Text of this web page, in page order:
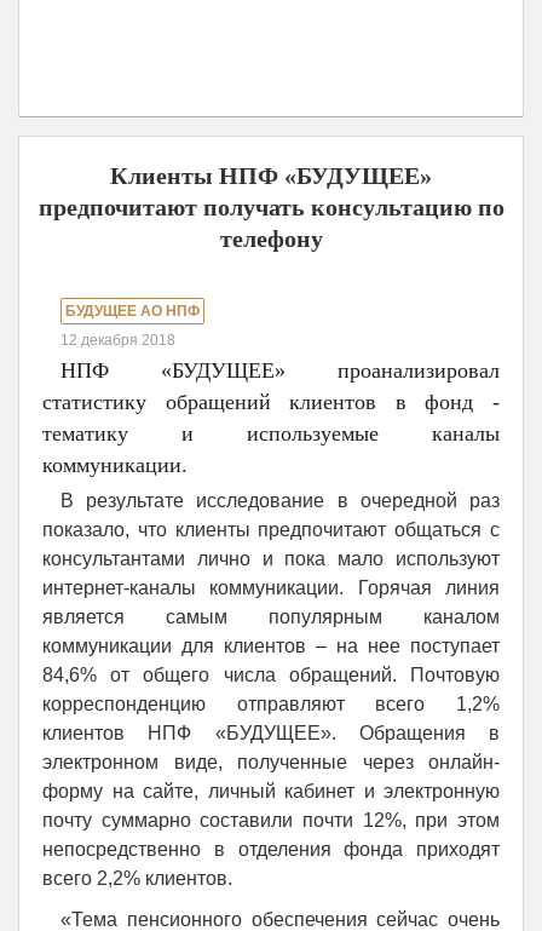
Клиенты НПФ «БУДУЩЕЕ»
предпочитают получать консультацию по
телефону
БУДУЩЕЕ АО НПФ
12 декабря 2018
НПФ «БУДУЩЕЕ» проанализировал
статистику обращений клиентов в фонд -
тематику и используемые каналы
коммуникации.
В результате исследование в очередной раз
показало, что клиенты предпочитают общаться с
консультантами лично и пока мало используют
интернет-каналы коммуникации. Горячая линия
является самым популярным каналом
коммуникации для клиентов – на нее поступает
84,6% от общего числа обращений. Почтовую
корреспонденцию отправляют всего 1,2%
клиентов НПФ «БУДУЩЕЕ». Обращения в
электронном виде, полученные через онлайн-
форму на сайте, личный кабинет и электронную
почту суммарно составили почти 12%, при этом
непосредственно в отделения фонда приходят
всего 2,2% клиентов.
«Тема пенсионного обеспечения сейчас очень